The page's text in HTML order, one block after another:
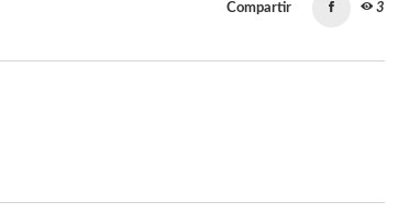
Compartir 3